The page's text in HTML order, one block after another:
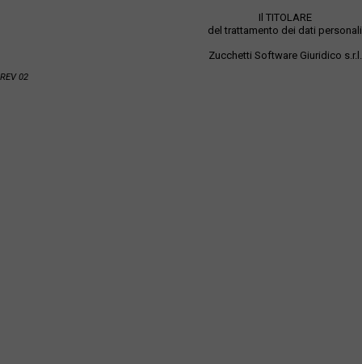
Il TITOLARE
del trattamento dei dati personali
Zucchetti Software Giuridico s.r.l.
REV 02